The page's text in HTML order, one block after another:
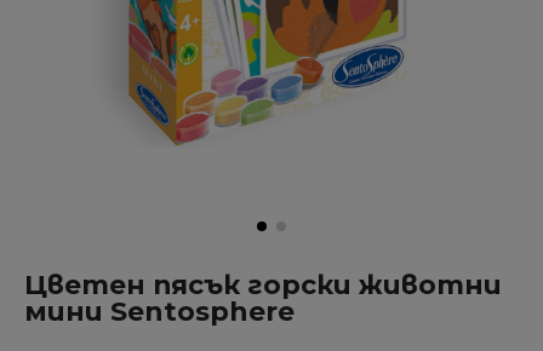
Цветен пясък горски животни
мини Sentosphere